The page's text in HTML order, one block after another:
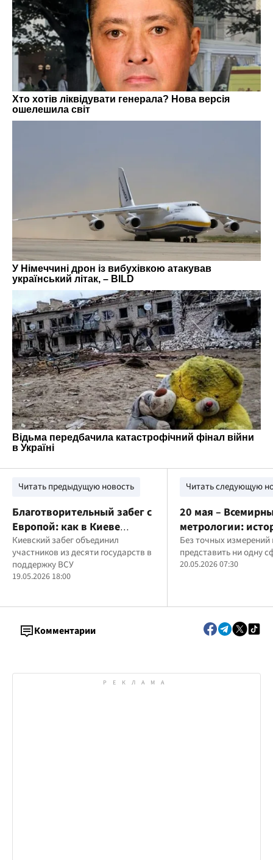
Читать предыдущую новость
Благотворительный забег с
Европой: как в Киеве
состоялось мероприятие
"Run with Europe"
Киевский забег объединил
участников из десяти государств в
поддержку ВСУ
19.05.2026 18:00
Читать следующую
20 мая –
метрологии:
традиции и
праздника
Без точных
представить ни одну
20.05.2026 07:30
Комментарии